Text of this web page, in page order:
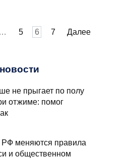
… 5 6 7 Далее
не прыгает по полу
отжиме: помог
РФ меняются правила
и общественном